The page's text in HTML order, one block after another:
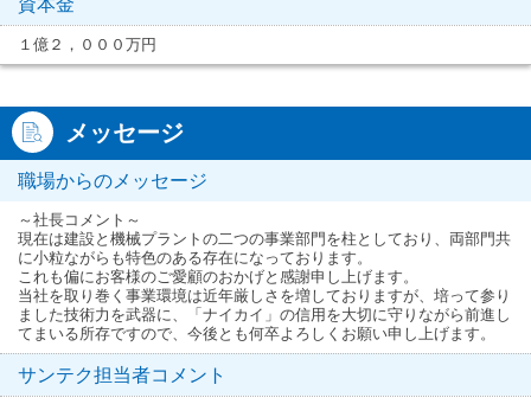
１億２，０００万円
メッセージ
職場からのメッセージ
～社長コメント～
現在は建設と機械プラントの二つの事業部門を柱としており、両部門共
に小粒ながらも特色のある存在になっております。
これも偏にお客様のご愛顧のおかげと感謝申し上げます。
当社を取り巻く事業環境は近年厳しさを増しておりますが、培って参り
ました技術力を武器に、「ナイカイ」の信用を大切に守りながら前進し
てまいる所存ですので、今後とも何卒よろしくお願い申し上げます。
サンテク担当者コメント